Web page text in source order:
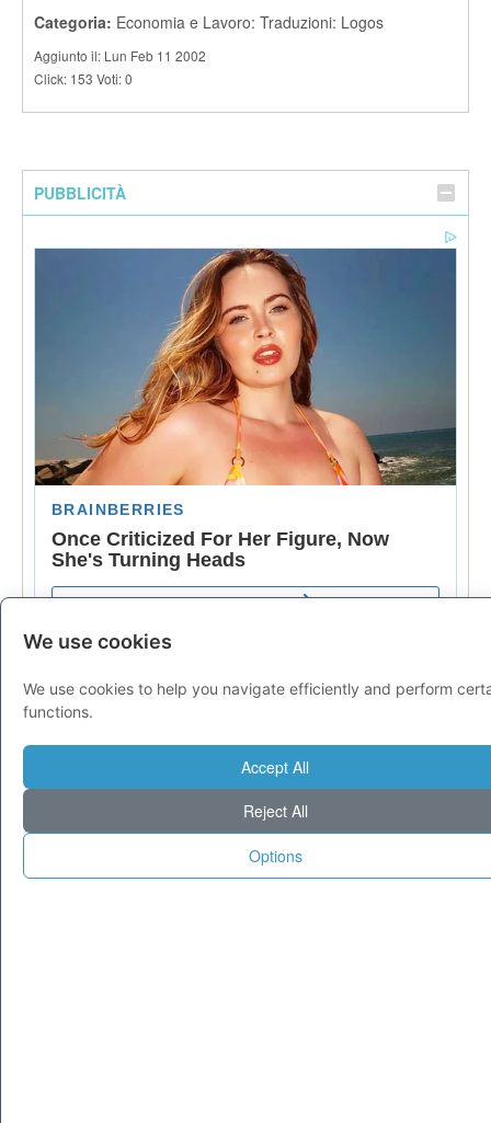
Categoria: Economia e Lavoro: Traduzioni: Logos
Aggiunto il: Lun Feb 11 2002
Click: 153 Voti: 0
PUBBLICITÀ
© 1995-2025 Tecnoseek da 30 anni cataloghiamo il meglio di Internet.
We use cookies
We use cookies to help you navigate efficiently and perform
functions.
Accept All
Reject All
Options